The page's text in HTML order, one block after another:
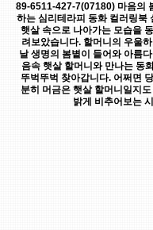
89-6511-427-7(07180) 마음의
하는 심리테라피 동화 컬러링북
햇살 속으로 나아가는 모습을
려보았습니다. 할머니의 우울
날 생명의 봄볕이 들어와 아름
음속 햇살 할머니와 만나는 동
뚜벅뚜벅 찾아갑니다. 어쩌면
분히 머금은 햇살 할머니일지
밝게 비추어보는